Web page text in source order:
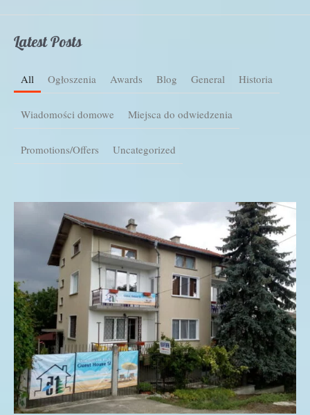
sezon
naszym
przytulnym
pensjonacie!
Latest Posts
All Ogłoszenia Awards Blog General Historia
Wiadomości domowe Miejsca do odwiedzenia
Promotions/Offers Uncategorized